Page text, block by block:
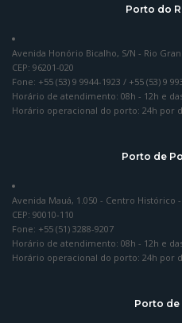
Porto do
Avenida Honório Bicalho, S/N - Rio
CEP: 96201-020
Fone: +55 (53) 9 9944-1923 / +55 (53) 9
Horário de atendimento: 08h - 12h e
Horário operacional do porto: 24h por
Porto de
Avenida Mauá, 1.050 - Centro Histórico
CEP: 90010-110
Fone: +55 (51) 3288-9207
Horário de atendimento: 08h - 12h e
Horário operacional do porto: 24h por
Porto